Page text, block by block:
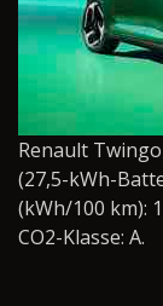
Renault
(27,5-kWh-
(kWh/100 km):
CO2-Klasse: A.